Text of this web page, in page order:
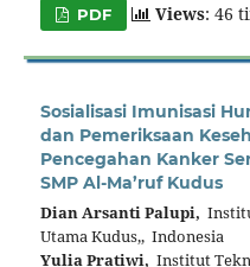
PDF Views: 46
Sosialisasi Imunisasi
dan Pemeriksaan
Pencegahan Kanker
SMP Al-Ma’ruf Kudus
Dian Arsanti Palupi,
Utama Kudus,, Indonesia
Yulia Pratiwi, Institut